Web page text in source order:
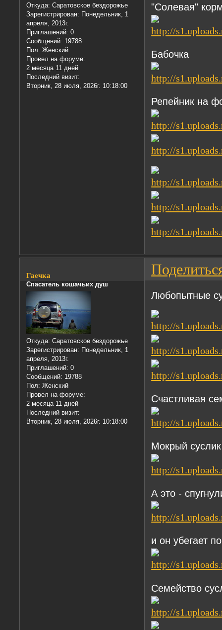
Откуда: Саратовское бездорожье
Зарегистрирован: Понедельник, 1
апреля, 2013г.
Приглашений: 0
Сообщений: 19788
Пол: Женский
Провел на форуме:
2 месяца 11 дней
Последний визит:
Вторник, 28 июля, 2026г. 10:18:00
"Солевая"
Бабочка
Репейник на
Гаечка
Спасатель кошачьих душ
Откуда: Саратовское бездорожье
Зарегистрирован: Понедельник, 1
апреля, 2013г.
Приглашений: 0
Сообщений: 19788
Пол: Женский
Провел на форуме:
2 месяца 11 дней
Последний визит:
Вторник, 28 июля, 2026г. 10:18:00
Любопытные
Счастливая
Мокрый
А это -
и он убегает
Семейство